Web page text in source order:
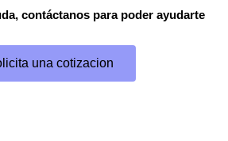
contáctanos para poder ayudarte
una cotizacion